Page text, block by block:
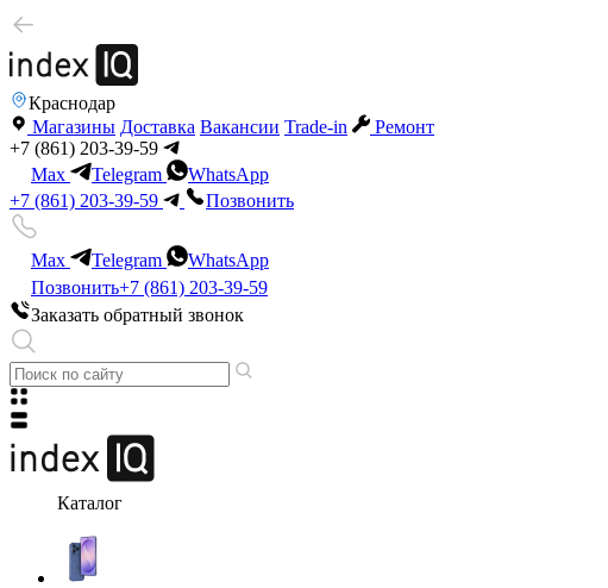
Краснодар
Магазины Доставка Вакансии Trade-in
Ремонт
+7 (861) 203-39-59
Max
Telegram
WhatsApp
+7 (861) 203-39-59
Позвонить
Max Telegram
WhatsApp
Позвонить+7 (861) 203-39-59
Заказать обратный звонок
Каталог